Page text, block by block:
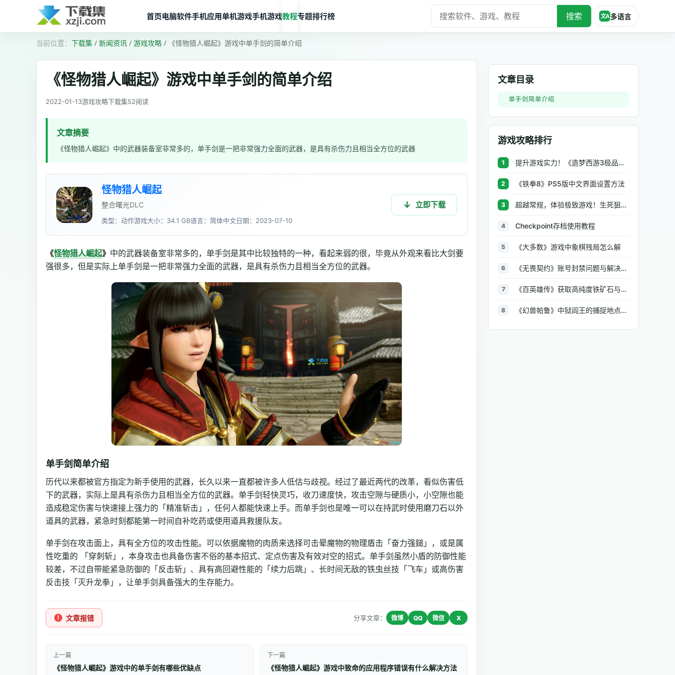
首页电脑软件手机应用单机游戏手机游戏教程专题排行榜 搜索 文A 多语言
下载集 / 新闻资讯 / 游戏攻略 / 《怪物猎人崛起》游戏中单手剑的简单介绍
《怪物猎人崛起》游戏中单手剑的简单介绍
2022-01-13游戏攻略下载集52阅读
文章摘要
《怪物猎人崛起》中的武器装备室非常多的，单手剑是一把非常强力全面的武器，是具有杀伤力且相当全方位的武器
怪物猎人崛起
整合曙光DLC
类型：动作游戏大小：34.1 GB语言：简体中文日期：2023-07-10
立即下载
《怪物猎人崛起》 中的武器装备室非常多的，单手剑是其中比较独特的一种，看起来弱的很，毕竟从外观来看比大剑要
强很多，但是实际上单手剑是一把非常强力全面的武器，是具有杀伤力且相当全方位的武器。
单手剑简单介绍
历代以来都被官方指定为新手使用的武器，长久以来一直都被许多人低估与歧视。经过了最近两代的改革，看似伤害低
下的武器，实际上是具有杀伤力且相当全方位的武器。单手剑轻快灵巧，收刀速度快，攻击空隙与硬质小，小空隙也能
造成稳定伤害与快速接上强力的「精准斩击」，任何人都能快速上手。而单手剑也是唯一可以在持武时使用磨刀石以外
道具的武器，紧急时刻都能第一时间自补吃药或使用道具救援队友。
单手剑在攻击面上，具有全方位的攻击性能。可以依据魔物的肉质来选择可击晕魔物的物理盾击「奋力强鎚」，或是属
性吃重的 「穿刺斩」，本身攻击也具备伤害不俗的基本招式、定点伤害及有效对空的招式。单手剑虽然小盾的防御性能
较差，不过自带能紧急防御的「反击斩」、具有高回避性能的「续力后跳」、长时间无敌的铁虫丝技「飞车」或高伤害
反击技「灭升龙拳」，让单手剑具备强大的生存能力。
文章报错 分享文章： 微博 QQ 微信 X
上一篇
《怪物猎人崛起》游戏中的单手剑有哪些优缺点
下一篇
《怪物猎人崛起》游戏中致命的应用程序错误有什么解决方法
文章目录
单手剑简单介绍
游戏攻略排行
1 提升游戏实力！《造梦西游3极品辅助》让你秒杀BOSS、逆天属性一键修改
2 《铁拳8》PS5版中文界面设置方法
3 超越常规，体验极致游戏！生死狙击极品辅助工具助你无往不利
4 Checkpoint存档使用教程
5 《大多数》游戏中象棋残局怎么解
6 《无畏契约》账号封禁问题与解决方法汇总
7 《百英雄传》获取高纯度铁矿石与大型铁矿石的地点介绍
8 《幻兽帕鲁》中狱阎王的捕捉地点与策略全解析